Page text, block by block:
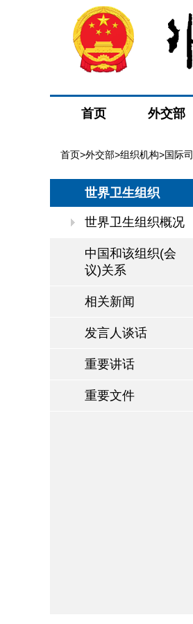
首页 外交部
首页>外交部>组织机构>国际司
世界卫生组织
世界卫生组织概况
中国和该组织(会
议)关系
相关新闻
发言人谈话
重要讲话
重要文件